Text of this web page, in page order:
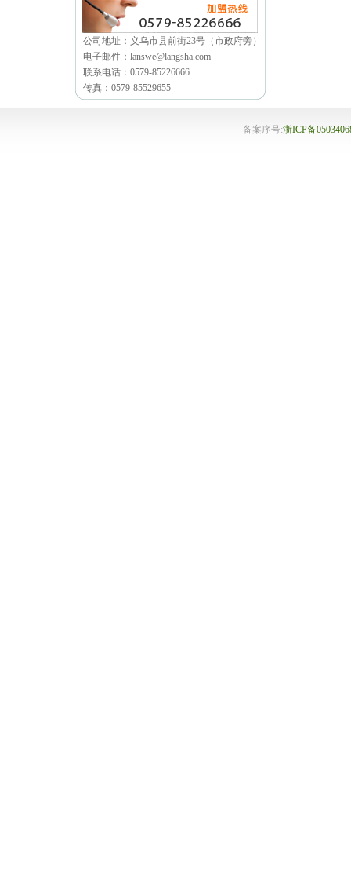
公司地址：义乌市县前街23号（市政府旁）
电子邮件：lanswe@langsha.com
联系电话：0579-85226666
传真：0579-85529655
备案序号:浙ICP备